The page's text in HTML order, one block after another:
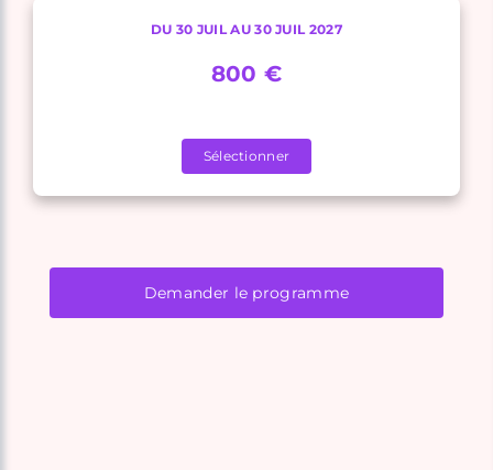
DU 30 JUIL AU 30 JUIL 2027
800 €
Sélectionner
Demander le programme